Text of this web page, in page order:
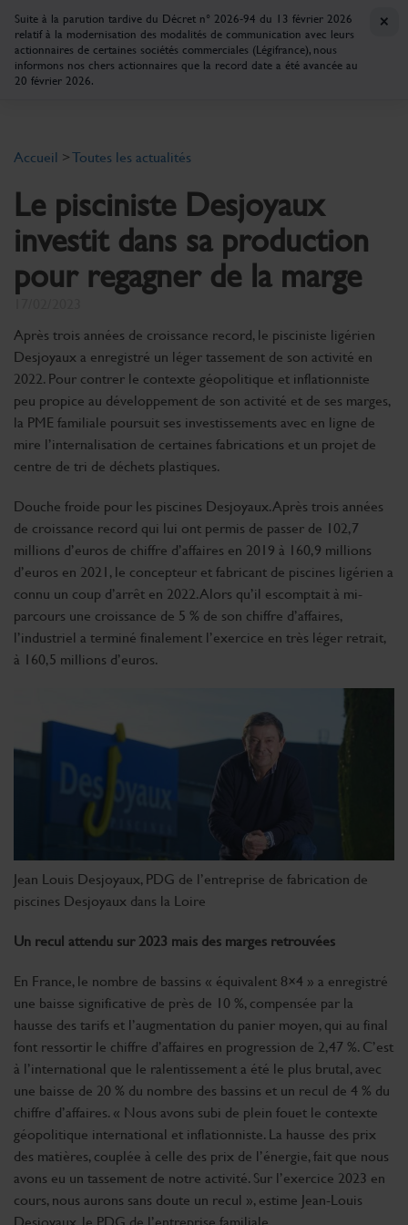
Suite à la parution tardive du Décret n° 2026-94 du 13 février 2026
relatif à la modernisation des modalités de communication avec leurs
actionnaires de certaines sociétés commerciales (Légifrance), nous
informons nos chers actionnaires que la record date a été avancée au
20 février 2026.
×
Accueil >Toutes les actualités
Le pisciniste Desjoyaux
investit dans sa production
pour regagner de la marge
Après trois années de croissance record, le pisciniste ligérien
Desjoyaux a enregistré un léger tassement de son activité en
2022. Pour contrer le contexte géopolitique et inflationniste
peu propice au développement de son activité et de ses marges,
la PME familiale poursuit ses investissements avec en ligne de
mire l’internalisation de certaines fabrications et un projet de
centre de tri de déchets plastiques.
Douche froide pour les piscines Desjoyaux. Après trois années
de croissance record qui lui ont permis de passer de 102,7
millions d’euros de chiffre d’affaires en 2019 à 160,9 millions
d’euros en 2021, le concepteur et fabricant de piscines ligérien a
connu un coup d’arrêt en 2022. Alors qu’il escomptait à mi-
parcours une croissance de 5 % de son chiffre d’affaires,
l’industriel a terminé finalement l’exercice en très léger retrait,
à 160,5 millions d’euros.
Jean Louis Desjoyaux, PDG de l’entreprise de fabrication de
piscines Desjoyaux dans la Loire
Un recul attendu sur 2023 mais des marges retrouvées
En France, le nombre de bassins « équivalent 8×4 » a enregistré
une baisse significative de près de 10 %, compensée par la
hausse des tarifs et l’augmentation du panier moyen, qui au final
font ressortir le chiffre d’affaires en progression de 2,47 %. C’est
à l’international que le ralentissement a été le plus brutal, avec
une baisse de 20 % du nombre des bassins et un recul de 4 % du
chiffre d’affaires. « Nous avons subi de plein fouet le contexte
géopolitique international et inflationniste. La hausse des prix
des matières, couplée à celle des prix de l’énergie, fait que nous
avons eu un tassement de notre activité. Sur l’exercice 2023 en
cours, nous aurons sans doute un recul », estime Jean-Louis